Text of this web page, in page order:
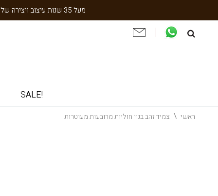
מעל 35 שנות עיצוב ויצירה של עבודת יד תוצרת הארץ. שנתיים אחריות. ניסיון והתמחות בעיצוב אישי, תיקון ושיחזור תכשיטי וינטאג' וענתיקה.
!SALE
ראשי צמיד זהב בנוי חוליות מרובעות מעוטרות